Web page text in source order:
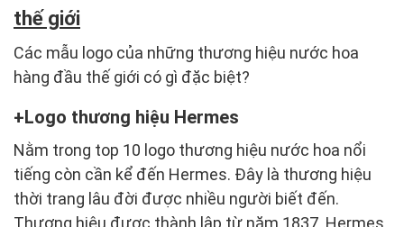
thế giới
Các mẫu logo của những thương hiệu nước hoa
hàng đầu thế giới có gì đặc biệt?
Logo thương hiệu Hermes
Nằm trong top 10 logo thương hiệu nước hoa nổi
tiếng còn cần kể đến Hermes. Đây là thương hiệu
thời trang lâu đời được nhiều người biết đến.
Thương hiệu được thành lập từ năm 1837. Hermes